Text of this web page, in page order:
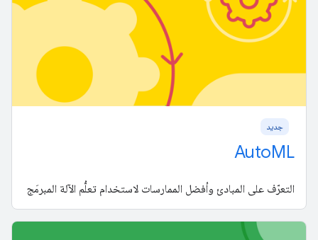
جدید
AutoML
التعرّف على المبادئ وأفضل الممارسات لاستخدام تعلُّم الآلة المبرمَج